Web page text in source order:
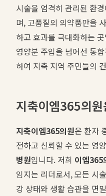
시술을 엄격히 관리된 환
며, 고품질의 의약품만을
하고 효과를 극대화하는
영양분 주입을 넘어선 통
하여 지축 지역 주민들의
지축이엠365의
지축이엠365의원은 환자
전하고 신뢰할 수 있는 영
병원입니다. 저희 이엠365
임지는 리더로서, 모든 시
강 상태와 생활 습관을 면